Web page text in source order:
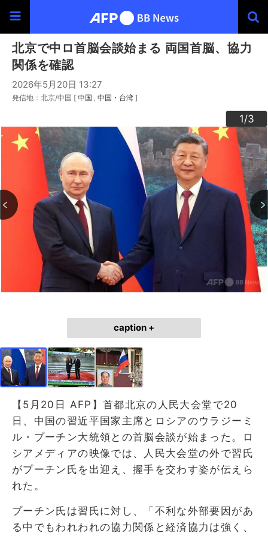
北京で中ロ首脳会談始まる 両国首脳、協力
関係を確認
2026年5月20日 13:27
発信地：北京/中国 [ 中国 中国・台湾 ]
1/3
2/3
3/3
caption +
【5月20日 AFP】首都北京の人民大会堂で20
日、中国の習近平国家主席とロシアのウラジーミ
ル・プーチン大統領との首脳会談が始まった。ロ
シアメディアの映像では、人民大会堂の外で習氏
がプーチン氏を出迎え、握手を交わす姿が伝えら
れた。
プーチン氏は習氏に対し、「不利な外部要因があ
る中でもわれわれの協力関係と経済協力は強く、